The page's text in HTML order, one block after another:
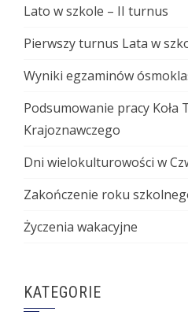
Lato w szkole – II turnus
Pierwszy turnus Lata w
Wyniki egzaminów
Podsumowanie pracy Koła
Krajoznawczego
Dni wielokulturowości w
Zakończenie roku
Życzenia wakacyjne
KATEGORIE